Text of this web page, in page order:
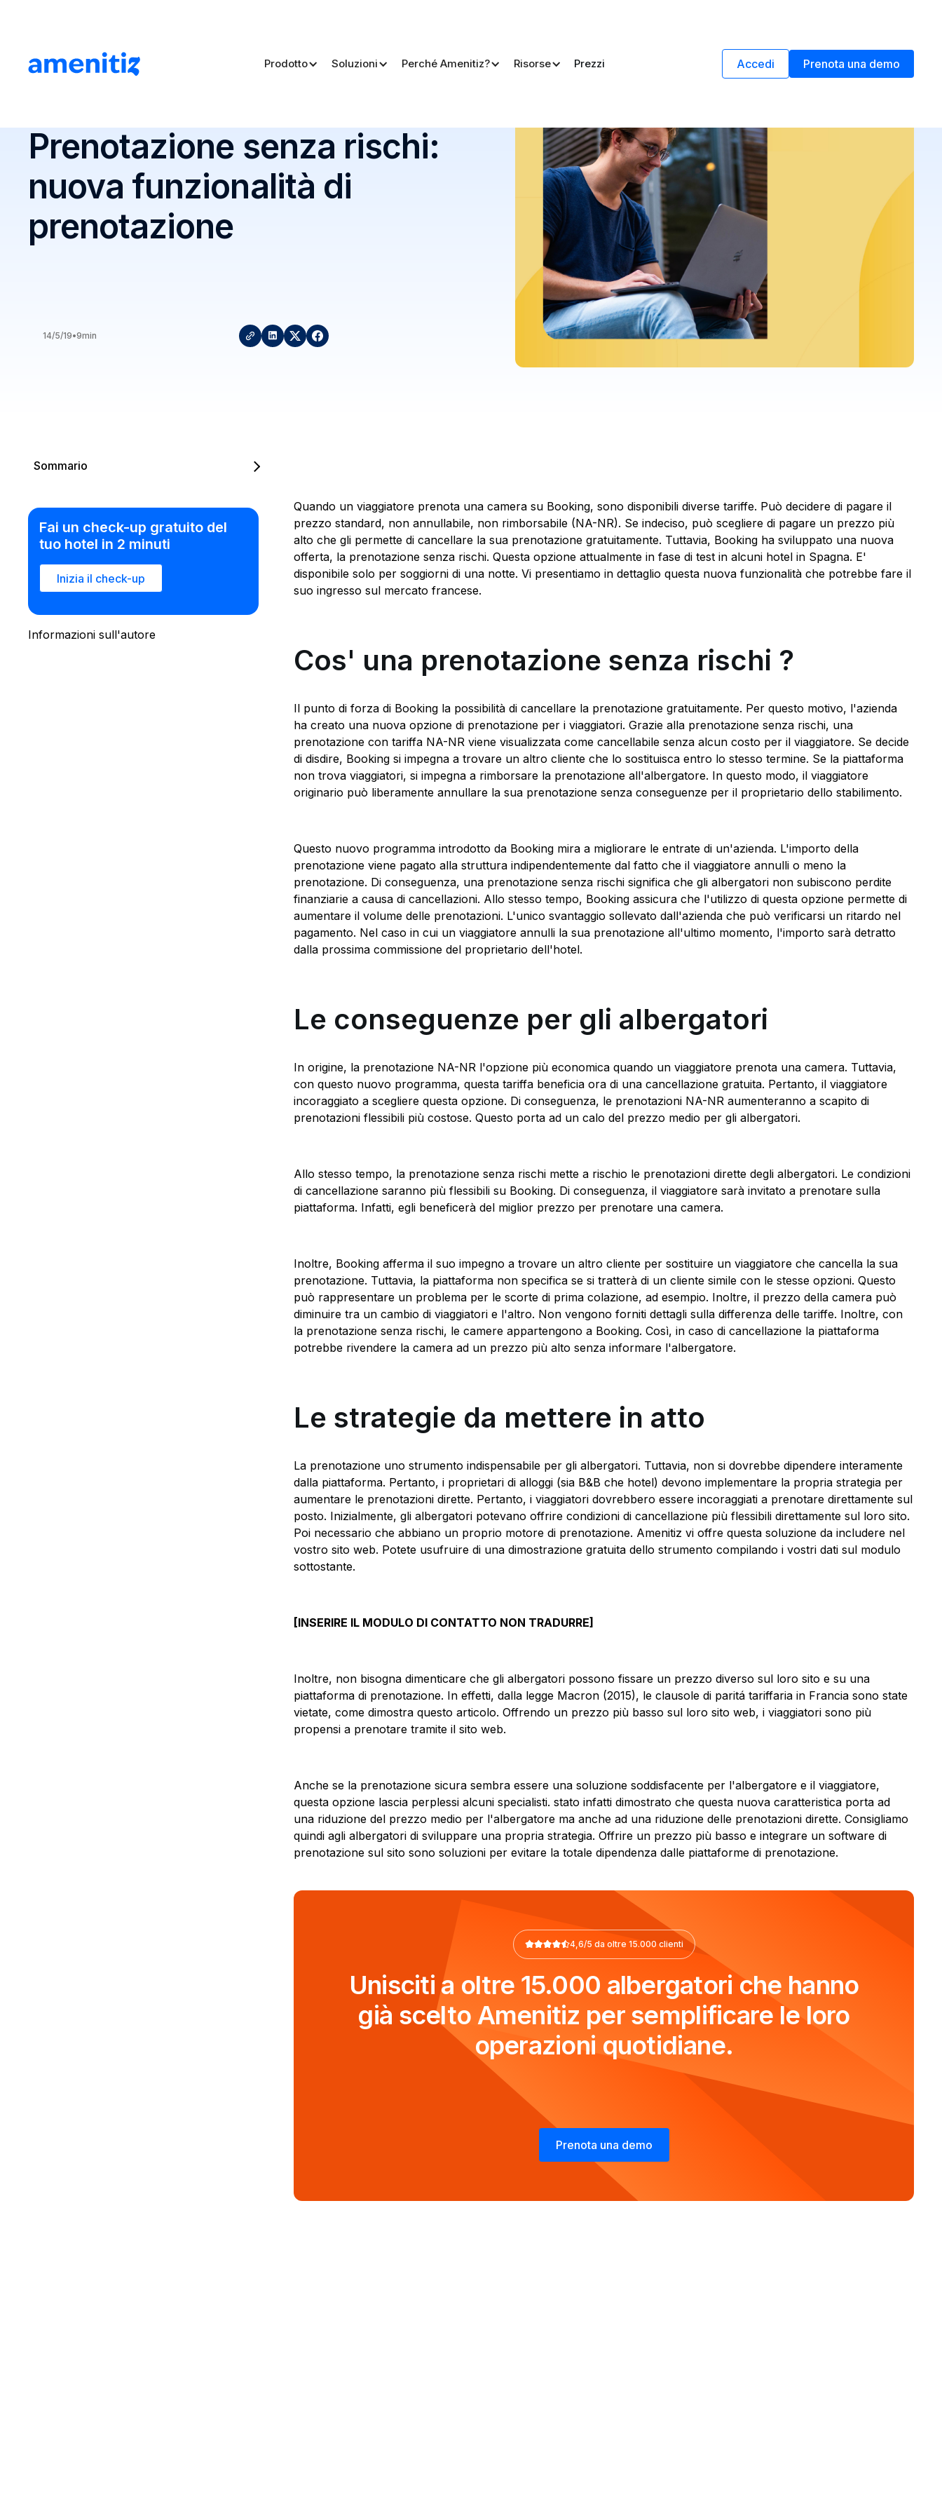
Prodotto Soluzioni Perché Amenitiz? Risorse Prezzi Accedi Prenota una demo
Prenotazione senza rischi:
nuova funzionalità di
prenotazione
14/5/19•9min
Sommario
Fai un check-up gratuito del
tuo hotel in 2 minuti
Inizia il check-up
Informazioni sull'autore
Quando un viaggiatore prenota una camera su Booking, sono disponibili diverse tariffe. Può decidere di pagare il
prezzo standard, non annullabile, non rimborsabile (NA-NR). Se indeciso, può scegliere di pagare un prezzo più
alto che gli permette di cancellare la sua prenotazione gratuitamente. Tuttavia, Booking ha sviluppato una nuova
offerta, la prenotazione senza rischi. Questa opzione attualmente in fase di test in alcuni hotel in Spagna. E'
disponibile solo per soggiorni di una notte. Vi presentiamo in dettaglio questa nuova funzionalità che potrebbe fare il
suo ingresso sul mercato francese.
Cos' una prenotazione senza rischi ?
Il punto di forza di Booking la possibilità di cancellare la prenotazione gratuitamente. Per questo motivo, l'azienda
ha creato una nuova opzione di prenotazione per i viaggiatori. Grazie alla prenotazione senza rischi, una
prenotazione con tariffa NA-NR viene visualizzata come cancellabile senza alcun costo per il viaggiatore. Se decide
di disdire, Booking si impegna a trovare un altro cliente che lo sostituisca entro lo stesso termine. Se la piattaforma
non trova viaggiatori, si impegna a rimborsare la prenotazione all'albergatore. In questo modo, il viaggiatore
originario può liberamente annullare la sua prenotazione senza conseguenze per il proprietario dello stabilimento.
Questo nuovo programma introdotto da Booking mira a migliorare le entrate di un'azienda. L'importo della
prenotazione viene pagato alla struttura indipendentemente dal fatto che il viaggiatore annulli o meno la
prenotazione. Di conseguenza, una prenotazione senza rischi significa che gli albergatori non subiscono perdite
finanziarie a causa di cancellazioni. Allo stesso tempo, Booking assicura che l'utilizzo di questa opzione permette di
aumentare il volume delle prenotazioni. L'unico svantaggio sollevato dall'azienda che può verificarsi un ritardo nel
pagamento. Nel caso in cui un viaggiatore annulli la sua prenotazione all'ultimo momento, l'importo sarà detratto
dalla prossima commissione del proprietario dell'hotel.
Le conseguenze per gli albergatori
In origine, la prenotazione NA-NR l'opzione più economica quando un viaggiatore prenota una camera. Tuttavia,
con questo nuovo programma, questa tariffa beneficia ora di una cancellazione gratuita. Pertanto, il viaggiatore
incoraggiato a scegliere questa opzione. Di conseguenza, le prenotazioni NA-NR aumenteranno a scapito di
prenotazioni flessibili più costose. Questo porta ad un calo del prezzo medio per gli albergatori.
Allo stesso tempo, la prenotazione senza rischi mette a rischio le prenotazioni dirette degli albergatori. Le condizioni
di cancellazione saranno più flessibili su Booking. Di conseguenza, il viaggiatore sarà invitato a prenotare sulla
piattaforma. Infatti, egli beneficerà del miglior prezzo per prenotare una camera.
Inoltre, Booking afferma il suo impegno a trovare un altro cliente per sostituire un viaggiatore che cancella la sua
prenotazione. Tuttavia, la piattaforma non specifica se si tratterà di un cliente simile con le stesse opzioni. Questo
può rappresentare un problema per le scorte di prima colazione, ad esempio. Inoltre, il prezzo della camera può
diminuire tra un cambio di viaggiatori e l'altro. Non vengono forniti dettagli sulla differenza delle tariffe. Inoltre, con
la prenotazione senza rischi, le camere appartengono a Booking. Così, in caso di cancellazione la piattaforma
potrebbe rivendere la camera ad un prezzo più alto senza informare l'albergatore.
Le strategie da mettere in atto
La prenotazione uno strumento indispensabile per gli albergatori. Tuttavia, non si dovrebbe dipendere interamente
dalla piattaforma. Pertanto, i proprietari di alloggi (sia B&B che hotel) devono implementare la propria strategia per
aumentare le prenotazioni dirette. Pertanto, i viaggiatori dovrebbero essere incoraggiati a prenotare direttamente sul
posto. Inizialmente, gli albergatori potevano offrire condizioni di cancellazione più flessibili direttamente sul loro sito.
Poi necessario che abbiano un proprio motore di prenotazione. Amenitiz vi offre questa soluzione da includere nel
vostro sito web. Potete usufruire di una dimostrazione gratuita dello strumento compilando i vostri dati sul modulo
sottostante.
[INSERIRE IL MODULO DI CONTATTO NON TRADURRE]
Inoltre, non bisogna dimenticare che gli albergatori possono fissare un prezzo diverso sul loro sito e su una
piattaforma di prenotazione. In effetti, dalla legge Macron (2015), le clausole di paritá tariffaria in Francia sono state
vietate, come dimostra questo articolo. Offrendo un prezzo più basso sul loro sito web, i viaggiatori sono più
propensi a prenotare tramite il sito web.
Anche se la prenotazione sicura sembra essere una soluzione soddisfacente per l'albergatore e il viaggiatore,
questa opzione lascia perplessi alcuni specialisti. stato infatti dimostrato che questa nuova caratteristica porta ad
una riduzione del prezzo medio per l'albergatore ma anche ad una riduzione delle prenotazioni dirette. Consigliamo
quindi agli albergatori di sviluppare una propria strategia. Offrire un prezzo più basso e integrare un software di
prenotazione sul sito sono soluzioni per evitare la totale dipendenza dalle piattaforme di prenotazione.
4,6/5 da oltre 15.000 clienti
Unisciti a oltre 15.000 albergatori che hanno
già scelto Amenitiz per semplificare le loro
operazioni quotidiane.
Prenota una demo